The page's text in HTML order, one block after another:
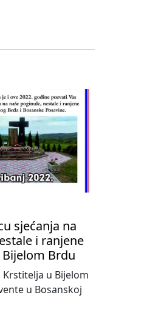
sjećanja na
i ranjene
Brdu
Krstitelja u Bijelom
u Bosanskoj